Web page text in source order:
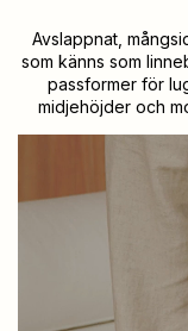
Avslappnat,
som känns som
passformer för
midjehöjder och